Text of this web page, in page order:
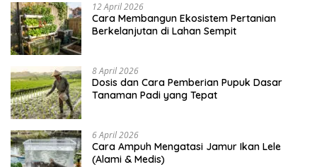
12 April 2026
Cara Membangun Ekosistem Pertanian
Berkelanjutan di Lahan Sempit
8 April 2026
Dosis dan Cara Pemberian Pupuk Dasar
Tanaman Padi yang Tepat
6 April 2026
Cara Ampuh Mengatasi Jamur Ikan Lele
(Alami & Medis)